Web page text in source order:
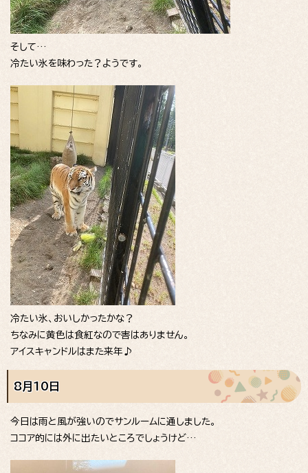
そして…
冷たい氷を味わった？ようです。
冷たい氷、おいしかったかな？
ちなみに黄色は食紅なので害はありません。
アイスキャンドルはまた来年♪
8月10日
今日は雨と風が強いのでサンルームに通しました。
ココア的には外に出たいところでしょうけど…